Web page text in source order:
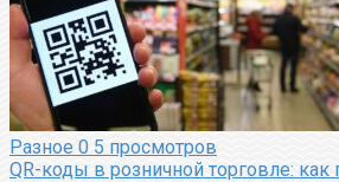
Разное 0 5 просмотров
QR-коды в розничной торговле: как